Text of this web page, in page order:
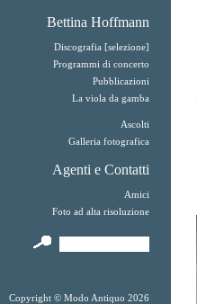
Bettina Hoffmann
Discografia [selezione]
Programmi di concerto
Pubblicazioni
La viola da gamba
Ascolti
Galleria fotografica
Agenti e Contatti
Amici
Foto ad alta risoluzione
Copyright © Modo Antiquo 2026